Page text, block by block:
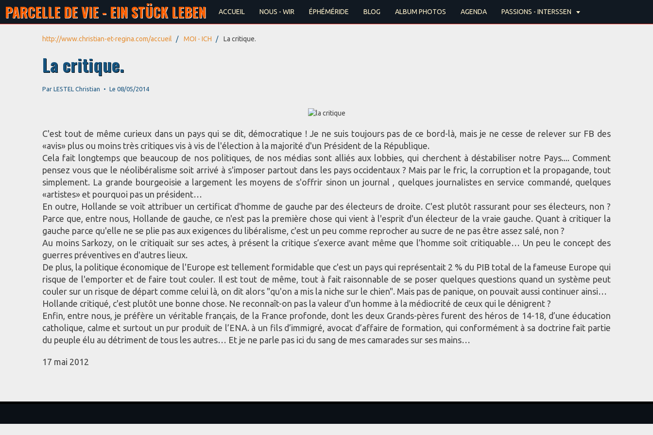
PARCELLE DE VIE - EIN STÜCK LEBEN ACCUEIL NOUS - WIR ÉPHÉMÉRIDE BLOG ALBUM PHOTOS AGENDA PASSIONS - INTERSSEN
http://www.christian-et-regina.com/accueil MOI - ICH La critique.
La critique.
Par LESTEL Christian Le 08/05/2014
C'est tout de même curieux dans un pays qui se dit, démocratique ! Je ne suis toujours pas de ce bord-là, mais je ne cesse de relever sur FB des
«avis» plus ou moins très critiques vis à vis de l'élection à la majorité d'un Président de la République.
Cela fait longtemps que beaucoup de nos politiques, de nos médias sont alliés aux lobbies, qui cherchent à déstabiliser notre Pays.... Comment
pensez vous que le néolibéralisme soit arrivé à s'imposer partout dans les pays occidentaux ? Mais par le fric, la corruption et la propagande, tout
simplement. La grande bourgeoisie a largement les moyens de s'offrir sinon un journal , quelques journalistes en service commandé, quelques
«artistes» et pourquoi pas un président…
En outre, Hollande se voit attribuer un certificat d'homme de gauche par des électeurs de droite. C'est plutôt rassurant pour ses électeurs, non ?
Parce que, entre nous, Hollande de gauche, ce n'est pas la première chose qui vient à l'esprit d'un électeur de la vraie gauche. Quant à critiquer la
gauche parce qu'elle ne se plie pas aux exigences du libéralisme, c'est un peu comme reprocher au sucre de ne pas être assez salé, non ?
Au moins Sarkozy, on le critiquait sur ses actes, à présent la critique s’exerce avant même que l’homme soit critiquable… Un peu le concept des
guerres préventives en d'autres lieux.
De plus, la politique économique de l'Europe est tellement formidable que c'est un pays qui représentait 2 % du PIB total de la fameuse Europe qui
risque de l'emporter et de faire tout couler. Il est tout de même, tout à fait raisonnable de se poser quelques questions quand un système peut
couler sur un risque de départ comme celui là, on dit alors "qu'on a mis la niche sur le chien". Mais pas de panique, on pouvait aussi continuer ainsi…
Hollande critiqué, c'est plutôt une bonne chose. Ne reconnaît-on pas la valeur d'un homme à la médiocrité de ceux qui le dénigrent ?
Enfin, entre nous, je préfère un véritable français, de la France profonde, dont les deux Grands-pères furent des héros de 14-18, d’une éducation
catholique, calme et surtout un pur produit de l’ENA. à un fils d’immigré, avocat d’affaire de formation, qui conformément à sa doctrine fait partie
du peuple élu au détriment de tous les autres… Et je ne parle pas ici du sang de mes camarades sur ses mains…
17 mai 2012